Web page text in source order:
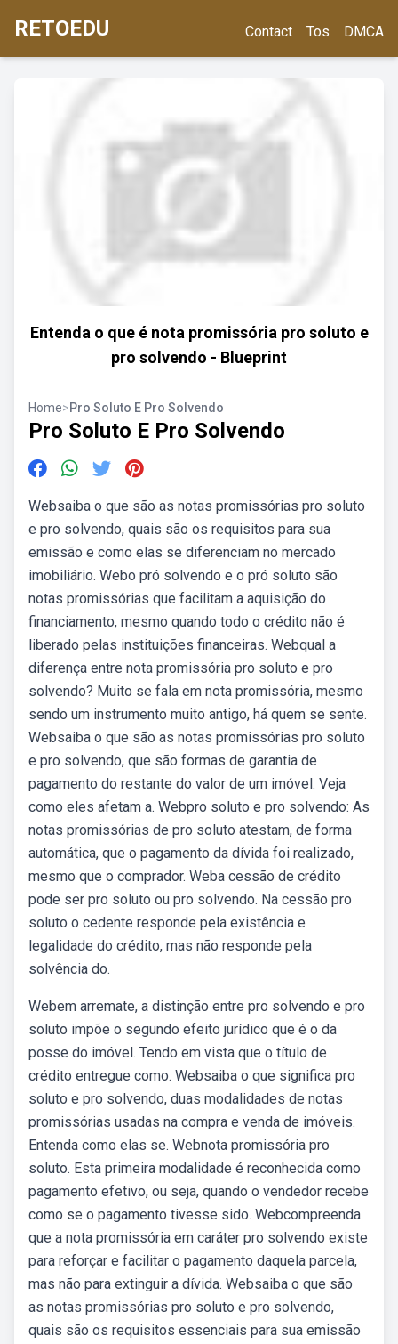
RETOEDU Contact Tos DMCA
Entenda o que é nota promissória pro soluto e
pro solvendo - Blueprint
Home>Pro Soluto E Pro Solvendo
Pro Soluto E Pro Solvendo
Websaiba o que são as notas promissórias pro soluto
e pro solvendo, quais são os requisitos para sua
emissão e como elas se diferenciam no mercado
imobiliário. Webo pró solvendo e o pró soluto são
notas promissórias que facilitam a aquisição do
financiamento, mesmo quando todo o crédito não é
liberado pelas instituições financeiras. Webqual a
diferença entre nota promissória pro soluto e pro
solvendo? Muito se fala em nota promissória, mesmo
sendo um instrumento muito antigo, há quem se sente.
Websaiba o que são as notas promissórias pro soluto
e pro solvendo, que são formas de garantia de
pagamento do restante do valor de um imóvel. Veja
como eles afetam a. Webpro soluto e pro solvendo: As
notas promissórias de pro soluto atestam, de forma
automática, que o pagamento da dívida foi realizado,
mesmo que o comprador. Weba cessão de crédito
pode ser pro soluto ou pro solvendo. Na cessão pro
soluto o cedente responde pela existência e
legalidade do crédito, mas não responde pela
solvência do.
Webem arremate, a distinção entre pro solvendo e pro
soluto impõe o segundo efeito jurídico que é o da
posse do imóvel. Tendo em vista que o título de
crédito entregue como. Websaiba o que significa pro
soluto e pro solvendo, duas modalidades de notas
promissórias usadas na compra e venda de imóveis.
Entenda como elas se. Webnota promissória pro
soluto. Esta primeira modalidade é reconhecida como
pagamento efetivo, ou seja, quando o vendedor recebe
como se o pagamento tivesse sido. Webcompreenda
que a nota promissória em caráter pro solvendo existe
para reforçar e facilitar o pagamento daquela parcela,
mas não para extinguir a dívida. Websaiba o que são
as notas promissórias pro soluto e pro solvendo,
quais são os requisitos essenciais para sua emissão